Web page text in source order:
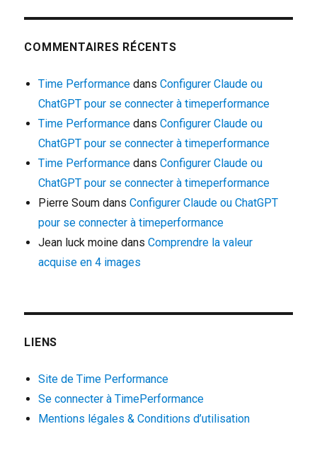
COMMENTAIRES RÉCENTS
Time Performance dansConfigurer Claude ou
ChatGPT pour se connecter à timeperformance
Time Performance dansConfigurer Claude ou
ChatGPT pour se connecter à timeperformance
Time Performance dansConfigurer Claude ou
ChatGPT pour se connecter à timeperformance
Pierre Soum dansConfigurer Claude ou ChatGPT
pour se connecter à timeperformance
Jean luck moine dansComprendre la valeur
acquise en 4 images
LIENS
Site de Time Performance
Se connecter à TimePerformance
Mentions légales & Conditions d’utilisation